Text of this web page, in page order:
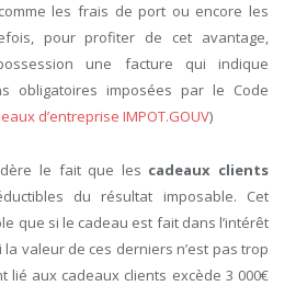
les frais de port ou encore les
pour profiter de cet avantage,
une facture qui indique
obligatoires imposées par le Code
d’entreprise IMPOT.GOUV)
le fait que les cadeaux clients
du résultat imposable. Cet
que si le cadeau est fait dans l’intérêt
la valeur de ces derniers n’est pas trop
lié aux cadeaux clients excède 3 000€